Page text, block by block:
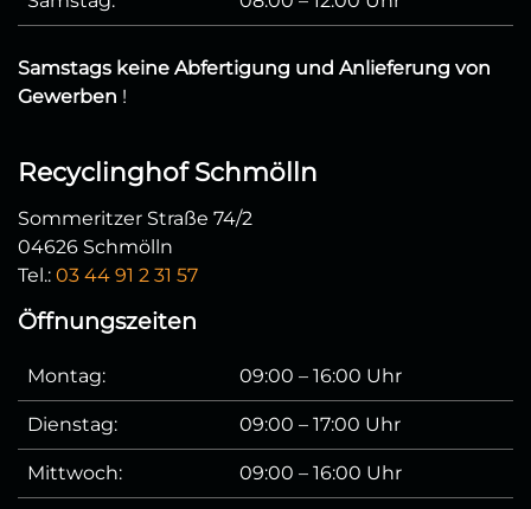
Samstags keine Abfertigung und Anlieferung von
Gewerben !
Recyclinghof Schmölln
Sommeritzer Straße 74/2
04626 Schmölln
Tel.: 03 44 91 2 31 57
Öffnungszeiten
Montag: 09:00 – 16:00 Uhr
Dienstag: 09:00 – 17:00 Uhr
Mittwoch: 09:00 – 16:00 Uhr